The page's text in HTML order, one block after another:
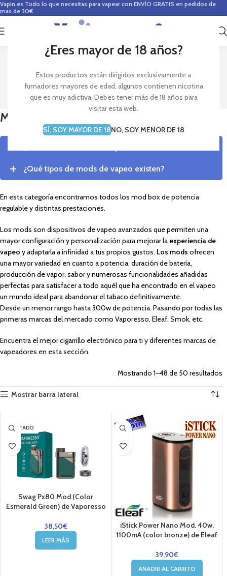
¿Eres mayor de 18 años?
Estos productos están dirigidos exclusivamente a
fumadores mayores de edad, algunos contienen nicotina
que es muy adictiva. Debes tener más de 18 años para
visitar esta web.
SÍ, SOY MAYOR DE 18NO, SOY MENOR DE 18
Vapin.es Todo lo que necesitas para vapear con ENVÍO GRATIS en pedidos de
mas de 30€
0
MODS
Mods
¿Qué tipos de mods de vapeo existen?
En esta categoría encontramos todos los mod box de potencia
regulable y distintas prestaciones.
Los mods son dispositivos de vapeo avanzados que permiten una
mayor configuración y personalización para mejorar la experiencia de
vapeo y adaptarla a infinidad a tus propios gustos. Los mods ofrecen
una mayor variedad en cuanto a potencia, duración de batería,
producción de vapor, sabor y numerosas funcionalidades añadidas
perfectas para satisfacer a todo aquél que ha encontrado en el vapeo
un mundo ideal para abandonar el tabaco definitivamente.
Desde un menor rango hasta 300w de potencia. Pasando por todas las
primeras marcas del mercado como Vaporesso, Eleaf, Smok, etc.
Encuentra el mejor cigarrillo electrónico para ti y diferentes marcas de
vapeadores en esta sección.
Mostrando 1–48 de 50 resultados
Mostrar barra lateral
AGOTADO
Swag Px80 Mod (Color
Esmerald Green) de Vaporesso
38,50€
LEER MÁS
iStick Power Nano Mod. 40w,
1100mA (color bronze) de Eleaf
39,90€
AÑADIR AL CARRITO